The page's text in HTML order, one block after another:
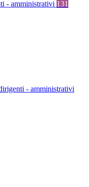
- amministrativi 131
- amministrativi